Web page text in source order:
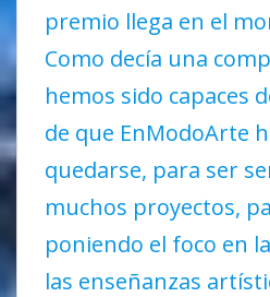
premio llega en el
Como decía una
hemos sido capaces
de que EnModoArte
quedarse, para ser
muchos proyectos,
poniendo el foco en
las enseñanzas